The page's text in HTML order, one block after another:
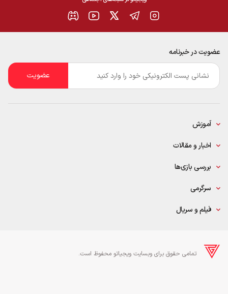
عضویت در خبرنامه
ایمیل
آموزش
اخبار و مقالات
بررسی بازی‌ها
سرگرمی
فیلم و سریال
تمامی حقوق برای وبسایت ویجیاتو محفوظ است.